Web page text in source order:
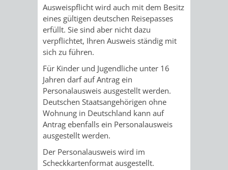
HILFE
MENSCHEN
MIT
BEHINDERUNG
MENSCHEN
MIT
DEMENZ
MIGRANTEN
/
FLÜCHTLINGE
BAUHERREN
BAUHERRENBERATUNG
GRUNDSTÜCKSWERTERMITTLUNG
DENKMALSCHUTZ
VERKAUF
BERATUNGSERGEBNISSE
TAGESORDNUNG
/
UMLEGUNGSAUSSCHUSS
AUSSCHÜSSE
RATHAUS
Ausweispflicht wird auch mit dem Besitz
eines gültigen deutschen Reisepasses
erfüllt. Sie sind aber nicht dazu
verpflichtet, Ihren Ausweis ständig mit
sich zu führen.
Für Kinder und Jugendliche unter 16
Jahren darf auf Antrag ein
Personalausweis ausgestellt werden.
Deutschen Staatsangehörigen ohne
Wohnung in Deutschland kann auf
Antrag ebenfalls ein Personalausweis
ausgestellt werden.
Der Personalausweis wird im
Scheckkartenformat ausgestellt.